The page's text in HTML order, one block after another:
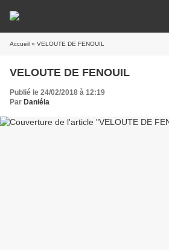
Accueil » VELOUTE DE FENOUIL
VELOUTE DE FENOUIL
Publié le 24/02/2018 à 12:19
Par Daniéla